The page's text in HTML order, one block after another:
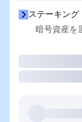
ステーキング
暗号資産を